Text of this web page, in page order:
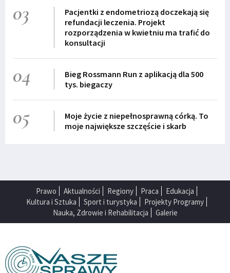
03
Pacjentki z endometriozą doczekają się
refundacji leczenia. Projekt
rozporządzenia w kwietniu ma trafić do
konsultacji
04
Bieg Rossmann Run z aplikacją dla 500
tys. biegaczy
05
Moje życie z niepełnosprawną córką. To
moje największe szczęście i skarb
Prawo Aktualności Regiony Praca
Edukacja
Kultura i Sztuka
Sport i turystyka
Projekty Programy
Nauka, Zdrowie i Rehabilitacja
Galerie